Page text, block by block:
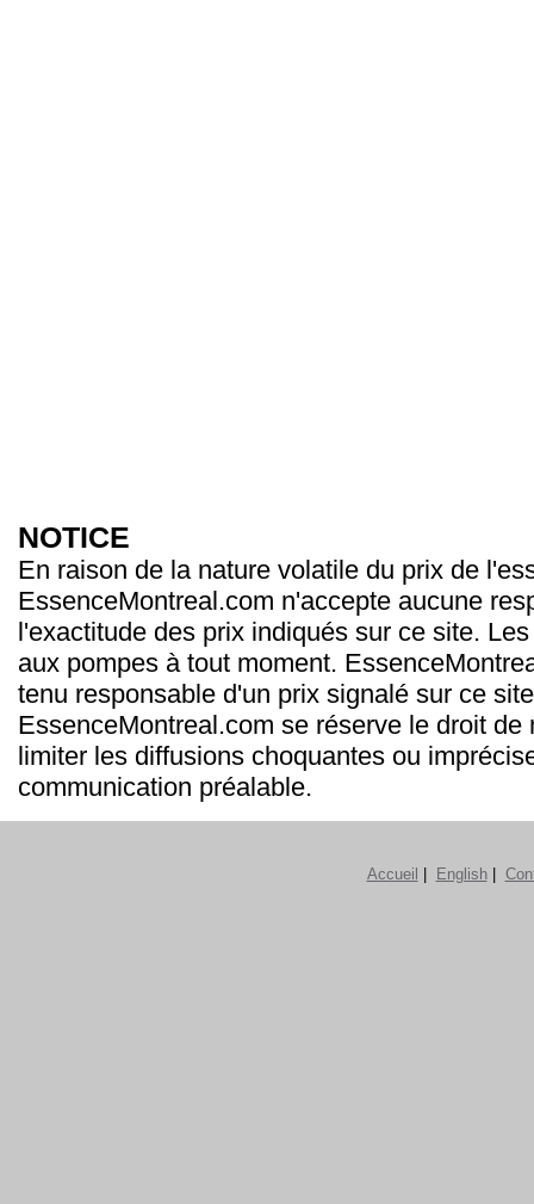
NOTICE
En raison de la nature volatile du prix de
EssenceMontreal.com n'accepte aucune
l'exactitude des prix indiqués sur ce site.
aux pompes à tout moment.
tenu responsable d'un prix signalé sur ce
EssenceMontreal.com se réserve le droit de
limiter les diffusions choquantes ou
communication préalable.
Accueil English|